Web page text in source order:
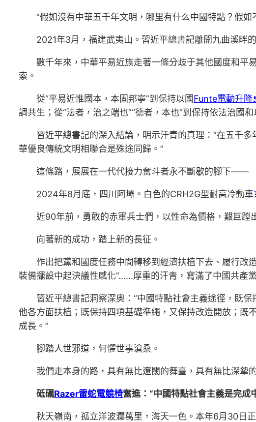
“假如沒有中華五千年文明，哪里有什么中國特點？假
2021年3月，福建武夷山。習近平總書記離開九曲溪畔
數千年來，中華平易近族走著一條分歧于其他國度和平
索。
從“平易近惟國本，本固邦寧”到保持以國Funte電動升降
調共生；從“法者，治之端也”“德者，本也”到保持依法治國
習近平總書記的深入結論，明示汗青的真理：“在五千
華優良傳統文明相聯合是殊途同歸。”
這條路，展展在一代代接力奮斗者永不斷歇的腳下——
2024年8月底，四川阿壩。白色的CRH2G型耐高冷動車
近90年前，勇敢的赤軍兵士們，以性命為價格，艱巨蹚
向著新的成功，踏上新的長征。
作出把黨和國度任務中間轉移到經濟扶植下去、履行改
裝備擺設中起決議性感化”……厚重的汗青，寫滿了中國共產
習近平總書記洞察深奧：“中國特點社會主義途徑，既
他各方面扶植；既保持四項基礎準繩，又保持改造開放；既
成長。”
腳踏人世邪道，何懼世事滄桑。
我們走本身的路，具有無比遼闊的舞臺，具有無比深摯
砥礪Razer雷蛇電競椅奮進：“中國特點社會主義是完成
秋天嶺南，孤立洋波瀾萬里，海天一色。本年6月30日